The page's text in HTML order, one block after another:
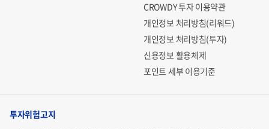
CROWDY 투자 이용약관
개인정보 처리방침(리워드)
개인정보 처리방침(투자)
신용정보 활용체제
포인트 세부 이용기준
투자위험고지